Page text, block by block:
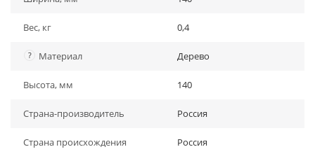
Вес, кг 0,4
? Материал Дерево
Высота, мм 140
Страна-производитель Россия
Страна происхождения Россия